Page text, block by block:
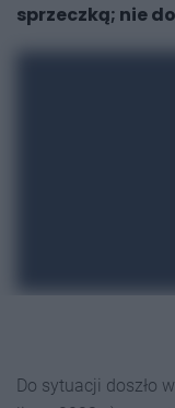
sprzeczką; nie
Do sytuacji doszło